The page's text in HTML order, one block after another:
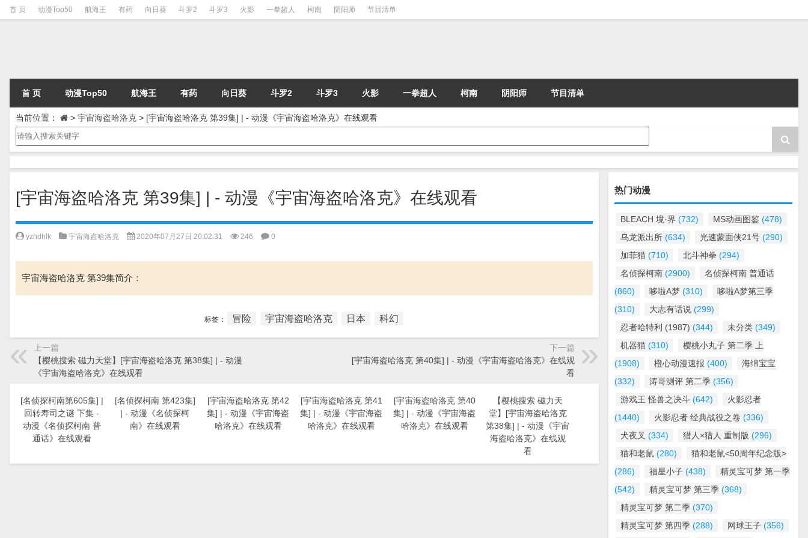
首 页 动漫Top50 航海王 有药 向日葵 斗罗2 斗罗3 火影 一拳超人 柯南 阴阳师 节目清单
首 页 动漫Top50 航海王 有药 向日葵 斗罗2 斗罗3 火影 一拳超人 柯南 阴阳师 节目清单
当前位置： > 宇宙海盗哈洛克 > [宇宙海盗哈洛克 第39集] | - 动漫《宇宙海盗哈洛克》在线观看
[宇宙海盗哈洛克 第39集] | - 动漫《宇宙海盗哈洛克》在线观看
yzhdhlk 宇宙海盗哈洛克 2020年07月27日 20:02:31 246 0
宇宙海盗哈洛克 第39集简介：
标签： 冒险 宇宙海盗哈洛克 日本 科幻
上一篇
【樱桃搜索 磁力天堂】[宇宙海盗哈洛克 第38集] | - 动漫
《宇宙海盗哈洛克》在线观看
下一篇
[宇宙海盗哈洛克 第40集] | - 动漫《宇宙海盗哈洛克》在线观
看
[名侦探柯南第605集] |
回转寿司之谜 下集 -
动漫《名侦探柯南 普
通话》在线观看
[名侦探柯南 第423集]
| - 动漫《名侦探柯
南》在线观看
[宇宙海盗哈洛克 第42
集] | - 动漫《宇宙海盗
哈洛克》在线观看
[宇宙海盗哈洛克 第41
集] | - 动漫《宇宙海盗
哈洛克》在线观看
[宇宙海盗哈洛克 第40
集] | - 动漫《宇宙海盗
哈洛克》在线观看
【樱桃搜索 磁力天
堂】[宇宙海盗哈洛克
第38集] | - 动漫《宇宙
海盗哈洛克》在线观
看
热门动漫
BLEACH 境·界 (732) MS动画图鉴 (478)
乌龙派出所 (634) 光速蒙面侠21号 (290)
加菲猫 (710) 北斗神拳 (294)
名侦探柯南 (2900)
名侦探柯南 普通话
(860)
哆啦A梦 (310)
哆啦A梦第三季
(310)
大志有话说 (299)
忍者哈特利 (1987) (344) 未分类 (349)
机器猫 (310)
樱桃小丸子 第二季 上
(1908)
橙心动漫速报 (400)
海绵宝宝
(332)
涛哥测评 第二季 (356)
游戏王 怪兽之决斗 (642)
火影忍者
(1440)
火影忍者 经典战役之卷 (336)
犬夜叉 (334) 猎人×猎人 重制版 (296)
猫和老鼠 (280)
猫和老鼠<50周年纪念版>
(286)
福星小子 (438)
精灵宝可梦 第一季
(542)
精灵宝可梦 第三季 (368)
精灵宝可梦 第二季 (370)
精灵宝可梦 第四季 (288) 网球王子 (356)